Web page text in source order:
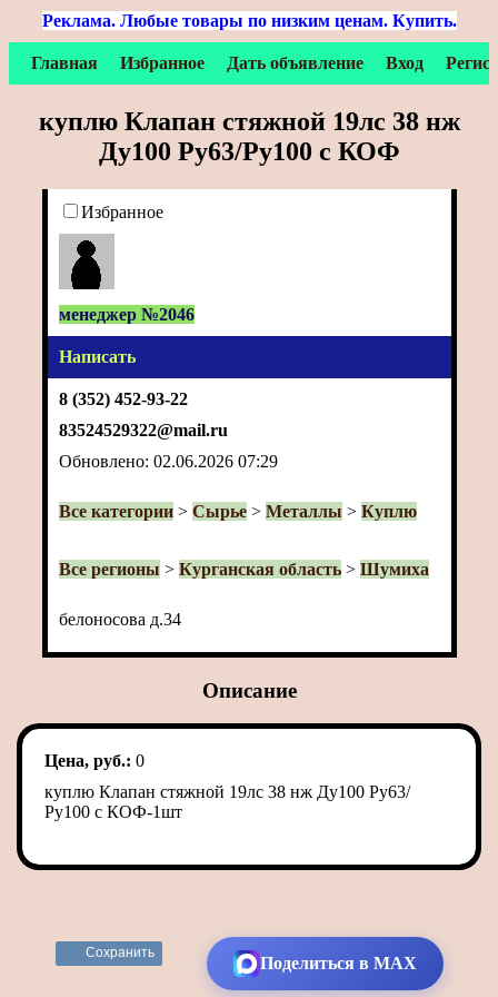
Реклама. Любые товары по низким ценам. Купить.
Главная Избранное Дать объявление Вход
куплю Клапан стяжной 19лс 38 нж
Ду100 Ру63/Ру100 с КОФ
Избранное
менеджер №2046
Написать
8 (352) 452-93-22
83524529322@mail.ru
Обновлено: 02.06.2026 07:29
Все категории > Сырье > Металлы > Куплю
Все регионы > Курганская область > Шумиха
белоносова д.34
Описание
Цена, руб.: 0
куплю Клапан стяжной 19лс 38 нж Ду100 Ру63/
Ру100 с КОФ-1шт
Сохранить
Поделиться в MAX